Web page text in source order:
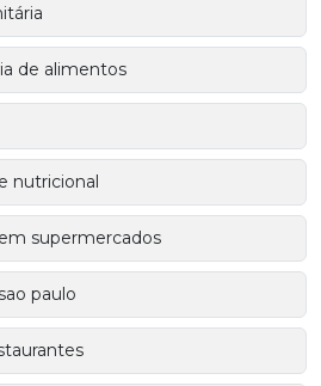
de alimentos
nutricional
supermercados
paulo